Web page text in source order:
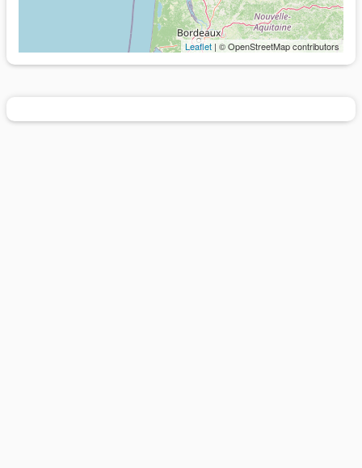
Leaflet | © OpenStreetMap contributors